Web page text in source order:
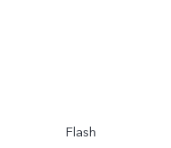
Flash